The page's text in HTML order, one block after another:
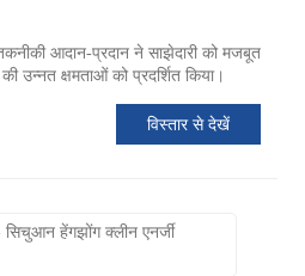
आदान-प्रदान ने साझेदारी को मजबूत
उन्नत क्षमताओं को प्रदर्शित किया।
विस्तार से देखें